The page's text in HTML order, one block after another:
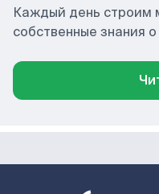
Каждый день строим
собственные знания